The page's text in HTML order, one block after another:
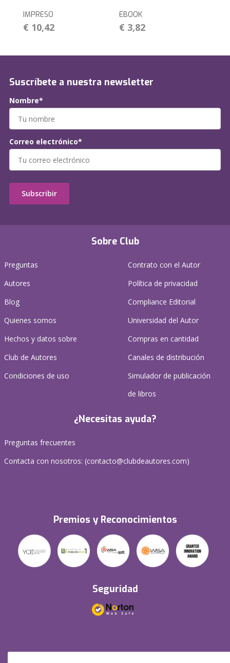
IMPRESO
€ 10,42
EBOOK
€ 3,82
Sobre Club
Preguntas
Autores
Blog
Quienes somos
Hechos y datos sobre
Club de Autores
Condiciones de uso
Contrato con el Autor
Política de privacidad
Compliance Editorial
Universidad del Autor
Compras en cantidad
Canales de distribución
Simulador de publicación
de libros
¿Necesitas ayuda?
Preguntas frecuentes
Contacta con nosotros: (contacto@clubdeautores.com)
Premios y Reconocimientos
Seguridad
Suscríbete a nuestra newsletter
Nombre*
Correo electrónico*
Subscribir